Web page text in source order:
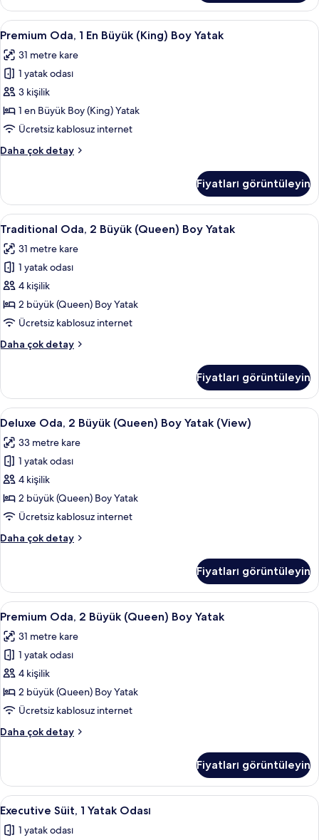
fotoğrafları
görün
Büyük
(King)
Boy
(View)
hakkında
daha
fazla
detay
Premium
Oda,
1
En
Büyük
(King)
Boy
için
görün
Kaliteli yatak takımı, kuştüyü yorgan,
5
Premium Oda, 1 En Büyük (King) Boy Yatak
31 metre kare
1 yatak odası
3 kişilik
1 en Büyük Boy (King) Yatak
Ücretsiz kablosuz internet
Daha çok detay
Premium
Büyük
(King)
Boy
hakkında
daha
fazla
detay
Fiyatları görüntüleyin
Traditional
Oda,
2
Büyük
(Queen)
Boy
Yatak
tüm
Kaliteli yatak takımı, kuştüyü yorgan,
4
Traditional Oda, 2 Büyük (Queen) Boy Yatak
31 metre kare
1 yatak odası
4 kişilik
2 büyük (Queen) Boy Yatak
Ücretsiz kablosuz internet
Daha çok detay
Traditional
(Queen)
Boy
Yatak
daha
fazla
detay
Fiyatları görüntüleyin
Deluxe
Oda,
2
Büyük
(Queen)
Boy
Yatak
için
görün
Kaliteli yatak takımı, kuştüyü yorgan,
7
Deluxe Oda, 2 Büyük (Queen) Boy Yatak (View)
33 metre kare
1 yatak odası
4 kişilik
2 büyük (Queen) Boy Yatak
Ücretsiz kablosuz internet
Daha çok detay
Deluxe
(Queen)
Boy
Yatak
hakkında
daha
fazla
detay
Fiyatları görüntüleyin
Premium
Oda,
2
Büyük
(Queen)
Boy
Yatak
tüm
Kaliteli yatak takımı, kuştüyü yorgan,
5
Premium Oda, 2 Büyük (Queen) Boy Yatak
31 metre kare
1 yatak odası
4 kişilik
2 büyük (Queen) Boy Yatak
Ücretsiz kablosuz internet
Daha çok detay
Premium
(Queen)
Boy
Yatak
daha
Fiyatları görüntüleyin
Executive
Süit,
Executive Süit, 1 Yatak Odası |
7
Executive Süit, 1 Yatak Odası
1 yatak odası